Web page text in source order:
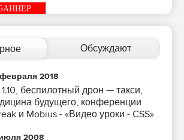
Обсуждают
2018
беспилотный дрон — такси,
будущего, конференции
и Mobius - «Видео уроки - CSS»
2008